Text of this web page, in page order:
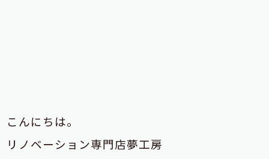
こんにちは。
リノベーション専門店夢工房